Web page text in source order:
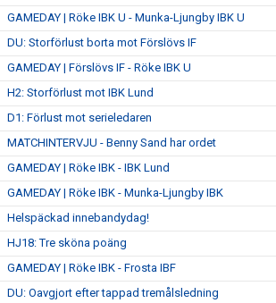
GAMEDAY | Röke IBK U - Munka-Ljungby IBK U
DU: Storförlust borta mot Förslövs IF
GAMEDAY | Förslövs IF - Röke IBK U
H2: Storförlust mot IBK Lund
D1: Förlust mot serieledaren
MATCHINTERVJU - Benny Sand har ordet
GAMEDAY | Röke IBK - IBK Lund
GAMEDAY | Röke IBK - Munka-Ljungby IBK
Helspäckad innebandydag!
HJ18: Tre sköna poäng
GAMEDAY | Röke IBK - Frosta IBF
DU: Oavgjort efter tappad tremålsledning